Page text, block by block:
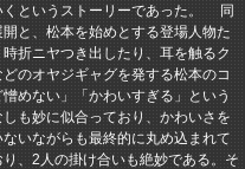
くというストーリーであった。 同
と、松本を始めとする登場人物た
折ニヤつき出したり、耳を触るク
のオヤジギャグを発する松本のコ
めない」「かわいすぎる」という
も妙に似合っており、かわいさを
いながらも最終的に丸め込まれて
、2人の掛け合いも絶妙である。そ